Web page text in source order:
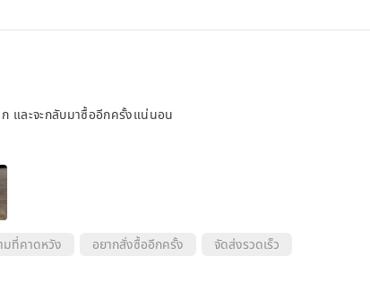
และจะกลับมาซื้ออีกครั้งแน่นอน
มที่คาดหวัง อยากสั่งซื้ออีกครั้ง จัดส่งรวดเร็ว